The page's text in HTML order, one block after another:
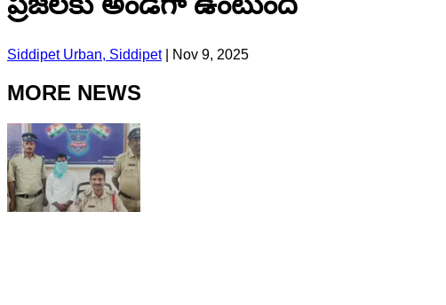
Siddipet Urban, Siddipet| Nov 9, 2025
MORE NEWS